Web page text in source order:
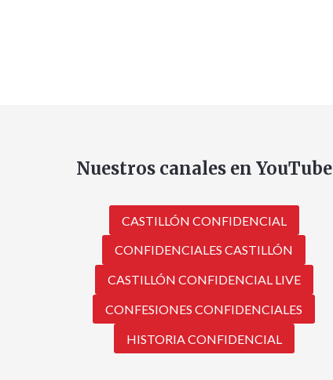
Nuestros canales en YouTube
CASTILLÓN CONFIDENCIAL
CONFIDENCIALES CASTILLÓN
CASTILLÓN CONFIDENCIAL LIVE
CONFESIONES CONFIDENCIALES
HISTORIA CONFIDENCIAL